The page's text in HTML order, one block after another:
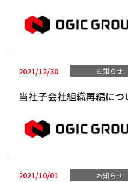
2021/12/30 お知らせ
当社子会社組織再編に
2021/10/01 お知らせ